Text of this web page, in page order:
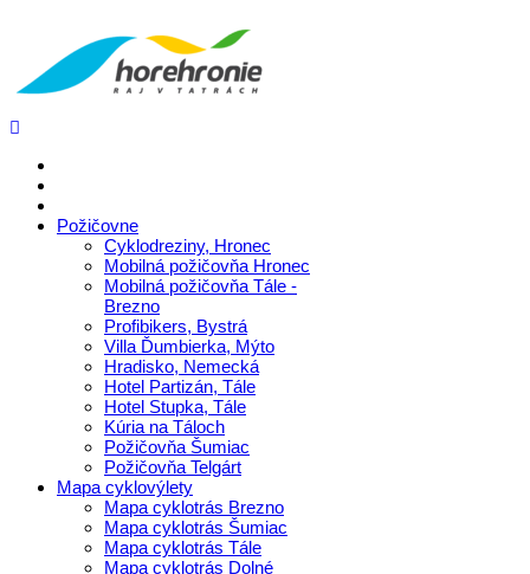
Požičovne
Cyklodreziny, Hronec
Mobilná požičovňa Hronec
Mobilná požičovňa Tále -
Brezno
Profibikers, Bystrá
Villa Ďumbierka, Mýto
Hradisko, Nemecká
Hotel Partizán, Tále
Hotel Stupka, Tále
Kúria na Táloch
Požičovňa Šumiac
Požičovňa Telgárt
Mapa cyklovýlety
Mapa cyklotrás Brezno
Mapa cyklotrás Šumiac
Mapa cyklotrás Tále
Mapa cyklotrás Dolné